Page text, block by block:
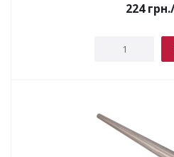
224грн.